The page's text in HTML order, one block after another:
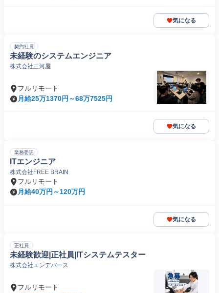
気になる
契約社員
未経験のシステムエンジニア
株式会社三河屋
フルリモート
月給25万1370円～68万7525円
気になる
業務委託
ITエンジニア
株式会社FREE BRAIN
フルリモート
月給40万円～120万円
気になる
正社員
未経験歓迎|正社員|ITシステムテスター
株式会社エンデバース
フルリモート